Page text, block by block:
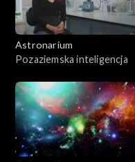
Astronarium
Pozaziemska inteligencja